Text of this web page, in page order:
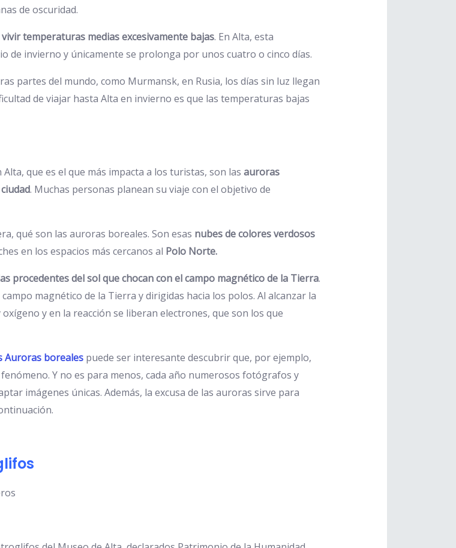
de oscuridad.
temperaturas medias excesivamente bajas. En Alta, esta
de invierno y únicamente se prolonga por unos cuatro o cinco días.
partes del mundo, como Murmansk, en Rusia, los días sin luz llegan
de viajar hasta Alta en invierno es que las temperaturas bajas
que es el que más impacta a los turistas, son las auroras
. Muchas personas planean su viaje con el objetivo de
qué son las auroras boreales. Son esas nubes de colores verdosos
en los espacios más cercanos al Polo Norte.
procedentes del sol que chocan con el campo magnético de la Tierra.
magnético de la Tierra y dirigidas hacia los polos. Al alcanzar la
y en la reacción se liberan electrones, que son los que
Auroras borealespuede ser interesante descubrir que, por ejemplo,
Y no es para menos, cada año numerosos fotógrafos y
imágenes únicas. Además, la excusa de las auroras sirve para